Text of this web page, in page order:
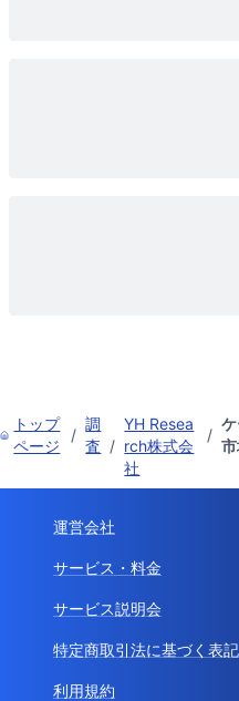
トップ
ページ
/
調
査 /
YH Resea
rch株式会
社
/
運営会社
サービス・料金
サービス説明会
特定商取引法に基づく表記
利用規約